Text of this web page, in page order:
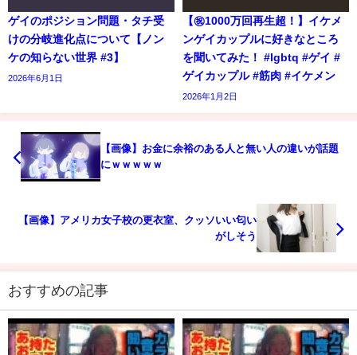
ゲイのポジション問題・タチ受
けの分岐進化点について【ノン
ケの知らない世界 #3】
2026年6月1日
【㊗️1000万回再生超！】イケメ
ンゲイカップルに好きなところ
を聞いてみた！ #lgbtq #ゲイ #
ゲイカップル #筋肉 #イケメン
2026年1月2日
【画像】お金に余裕のある人と無い人の違いが話題
にｗｗｗｗｗ
【画像】アメリカ女子校の更衣室、クッソいい匂い
がしそう
おすすめの記事